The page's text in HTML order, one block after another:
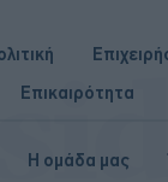
Επικαιρότητα
Η ομάδα μας